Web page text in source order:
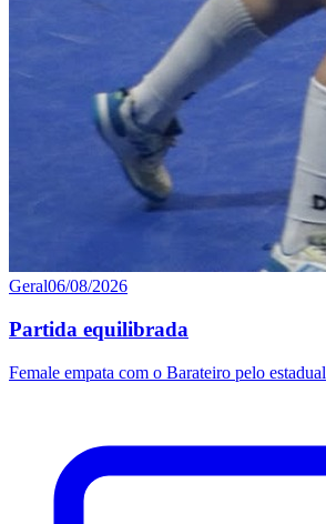
Geral06/08/2026
Partida equilibrada
Female empata com o Barateiro pelo estadual